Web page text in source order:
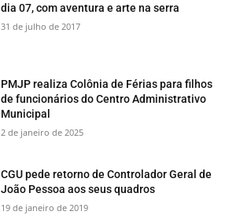
dia 07, com aventura e arte na serra
31 de julho de 2017
PMJP realiza Colônia de Férias para filhos
de funcionários do Centro Administrativo
Municipal
2 de janeiro de 2025
CGU pede retorno de Controlador Geral de
João Pessoa aos seus quadros
19 de janeiro de 2019